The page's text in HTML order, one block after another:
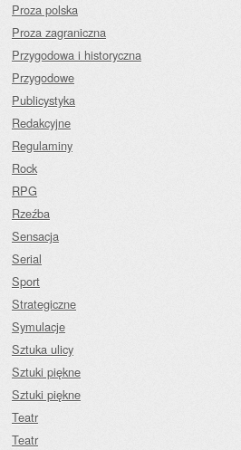
Proza polska
Proza zagraniczna
Przygodowa i historyczna
Przygodowe
Publicystyka
Redakcyjne
Regulaminy
Rock
RPG
Rzeźba
Sensacja
Serial
Sport
Strategiczne
Symulacje
Sztuka ulicy
Sztuki piękne
Sztuki piękne
Teatr
Teatr